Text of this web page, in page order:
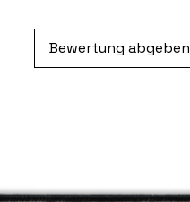
Bewertung abgeben